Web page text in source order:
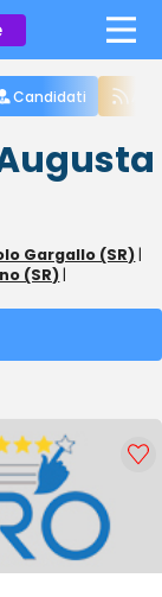
×
Candidati
Gargallo (SR) |
(SR) |